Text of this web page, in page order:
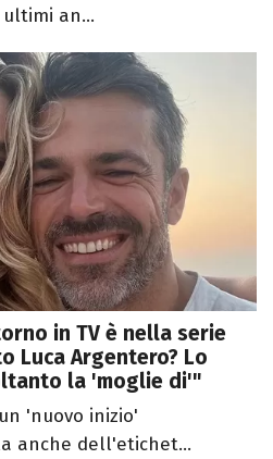
an...
in TV è nella serie
Luca Argentero? Lo
la 'moglie di'"
'nuovo inizio'
anche dell'etichet...